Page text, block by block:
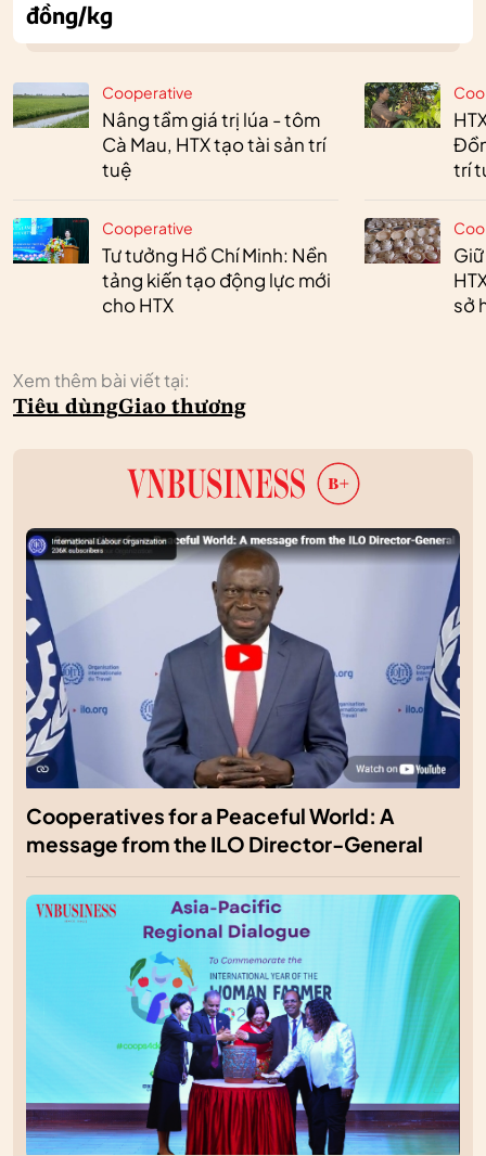
Cooperative
Nâng tầm giá trị lúa - tôm
Cà Mau, HTX tạo tài sản trí
tuệ
Cooperative
Tư tưởng Hồ Chí Minh: Nền
tảng kiến tạo động lực mới
cho HTX
trí
sở
Xem thêm bài viết tại:
Tiêu dùngGiao thương
đồng/kg
Cooperatives for a Peaceful World: A
message from the ILO Director-General